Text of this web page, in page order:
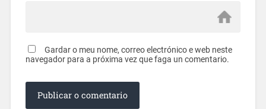
Gardar o meu nome, correo electrónico e web neste
navegador para a próxima vez que faga un comentario.